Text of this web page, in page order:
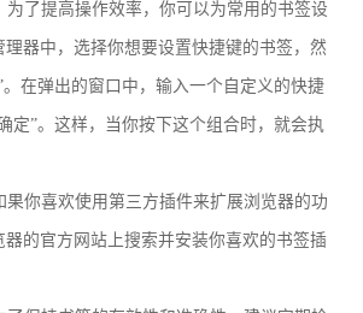
为了提高操作效率，你可以为常用的书签设
理器中，选择你想要设置快捷键的书签，然
。在弹出的窗口中，输入一个自定义的快捷
定”。这样，当你按下这个组合时，就会执
果你喜欢使用第三方插件来扩展浏览器的功
器的官方网站上搜索并安装你喜欢的书签插